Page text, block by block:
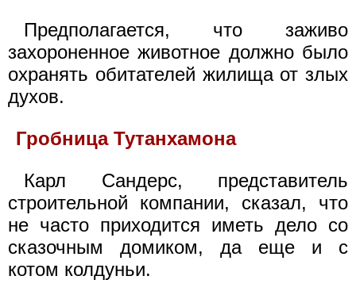
Предполагается, что заживо
захороненное животное должно было
охранять обитателей жилища от злых
духов.
Гробница Тутанхамона
Карл Сандерс, представитель
строительной компании, сказал, что
не часто приходится иметь дело со
сказочным домиком, да еще и с
котом колдуньи.